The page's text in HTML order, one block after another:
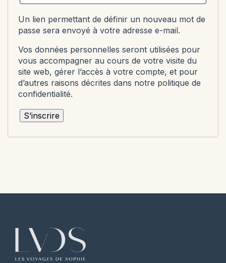
Un lien permettant de définir un nouveau mot de
passe sera envoyé à votre adresse e-mail.
Vos données personnelles seront utilisées pour
vous accompagner au cours de votre visite du
site web, gérer l’accès à votre compte, et pour
d’autres raisons décrites dans notre politique de
confidentialité.
S’inscrire
Une question sur le dress code, l'embarquement
ou autre chose ? Séverine ou Sandrine y
répondent.